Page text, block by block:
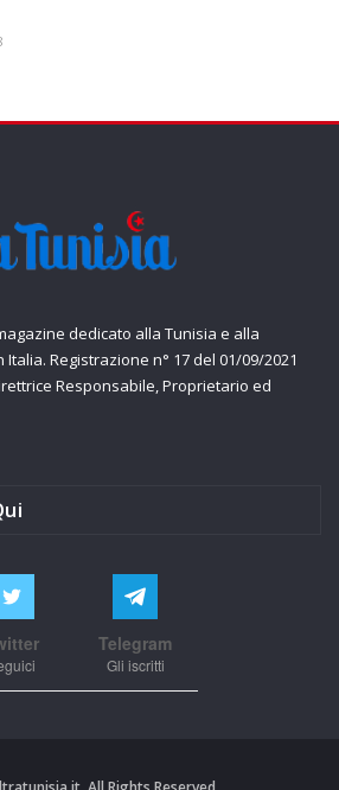
dedicato alla Tunisia e alla
Registrazione n° 17 del 01/09/2021
Responsabile, Proprietario ed
Telegram
Gli iscritti